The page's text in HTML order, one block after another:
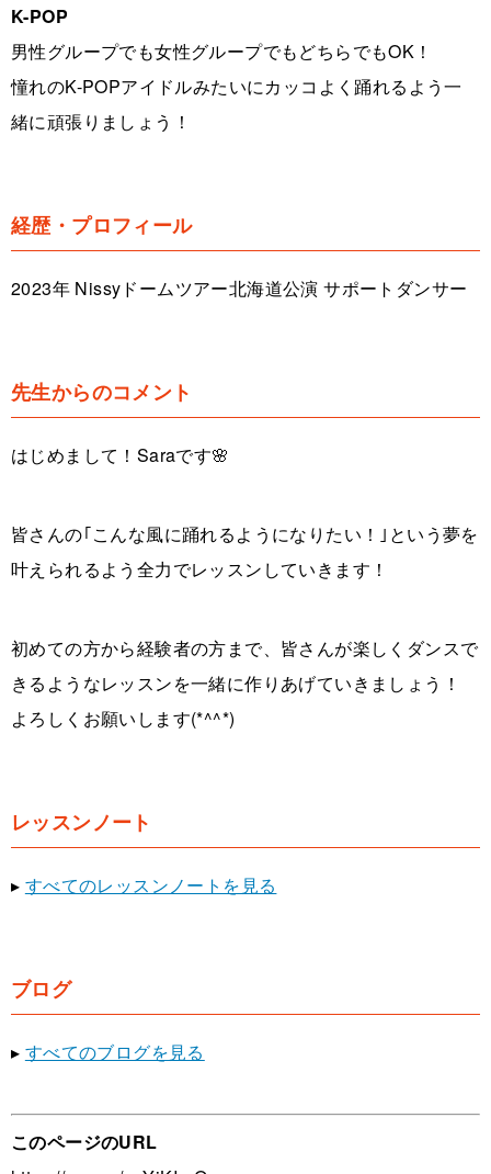
K-POP
男性グループでも女性グループでもどちらでもOK！
憧れのK-POPアイドルみたいにカッコよく踊れるよう一
緒に頑張りましょう！
経歴・プロフィール
2023年 Nissyドームツアー北海道公演 サポートダンサー
先生からのコメント
はじめまして！Saraです🌸
皆さんの｢こんな風に踊れるようになりたい！｣という夢を
叶えられるよう全力でレッスンしていきます！
初めての方から経験者の方まで、皆さんが楽しくダンスで
きるようなレッスンを一緒に作りあげていきましょう！
よろしくお願いします(*^^*)
レッスンノート
▸ すべてのレッスンノートを見る
ブログ
▸ すべてのブログを見る
このページのURL